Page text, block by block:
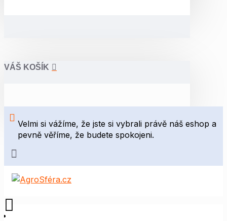
VÁŠ KOŠÍK
Velmi si vážíme, že jste si vybrali právě náš eshop a
pevně věříme, že budete spokojeni.